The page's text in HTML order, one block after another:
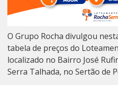
O Grupo Rocha divulgou
tabela de preços do
localizado no Bairro José
Serra Talhada, no Sertão de